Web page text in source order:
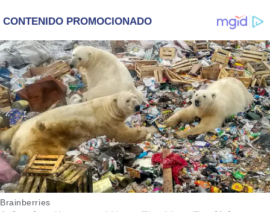
los mil millones en
la serie